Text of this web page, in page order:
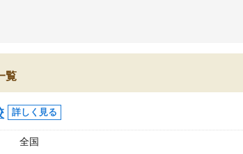
覧
詳しく見る
全国